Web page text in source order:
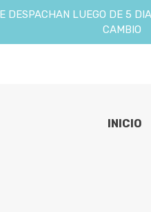
LUEGO DE 5
CAMBIO
INICIO